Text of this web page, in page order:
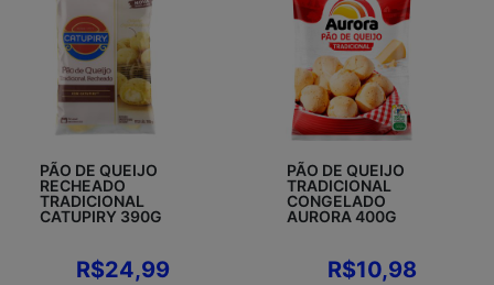
PÃO DE QUEIJO
RECHEADO
TRADICIONAL
CATUPIRY 390G
R$24,99
PÃO DE QUEIJO
TRADICIONAL
CONGELADO
AURORA 400G
R$10,98